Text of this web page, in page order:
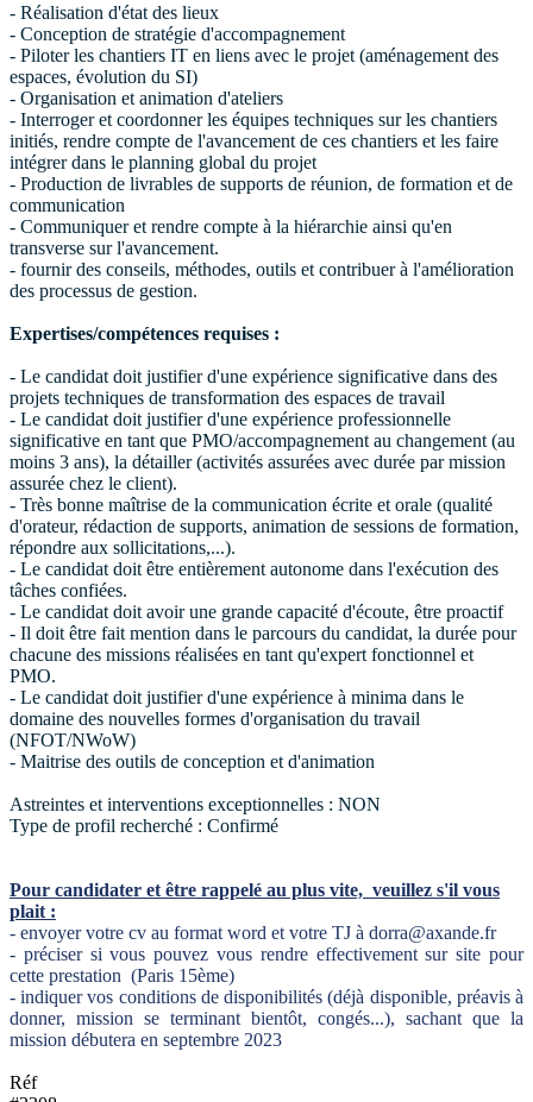
- Réalisation d'état des lieux
- Conception de stratégie d'accompagnement
- Piloter les chantiers IT en liens avec le projet (aménagement des
espaces, évolution du SI)
- Organisation et animation d'ateliers
- Interroger et coordonner les équipes techniques sur les chantiers
initiés, rendre compte de l'avancement de ces chantiers et les faire
intégrer dans le planning global du projet
- Production de livrables de supports de réunion, de formation et de
communication
- Communiquer et rendre compte à la hiérarchie ainsi qu'en
transverse sur l'avancement.
- fournir des conseils, méthodes, outils et contribuer à l'amélioration
des processus de gestion.
Expertises/compétences requises :
- Le candidat doit justifier d'une expérience significative dans des
projets techniques de transformation des espaces de travail
- Le candidat doit justifier d'une expérience professionnelle
significative en tant que PMO/accompagnement au changement (au
moins 3 ans), la détailler (activités assurées avec durée par mission
assurée chez le client).
- Très bonne maîtrise de la communication écrite et orale (qualité
d'orateur, rédaction de supports, animation de sessions de formation,
répondre aux sollicitations,...).
- Le candidat doit être entièrement autonome dans l'exécution des
tâches confiées.
- Le candidat doit avoir une grande capacité d'écoute, être proactif
- Il doit être fait mention dans le parcours du candidat, la durée pour
chacune des missions réalisées en tant qu'expert fonctionnel et
PMO.
- Le candidat doit justifier d'une expérience à minima dans le
domaine des nouvelles formes d'organisation du travail
(NFOT/NWoW)
- Maitrise des outils de conception et d'animation
Astreintes et interventions exceptionnelles : NON
Type de profil recherché : Confirmé
Pour candidater et être rappelé au plus vite, veuillez s'il vous
plait :
- envoyer votre cv au format word et votre TJ à dorra@axande.fr
- préciser si vous pouvez vous rendre effectivement sur site pour
cette prestation (Paris 15ème)
- indiquer vos conditions de disponibilités (déjà disponible, préavis à
donner, mission se terminant bientôt, congés...), sachant que la
mission débutera en septembre 2023
Réf